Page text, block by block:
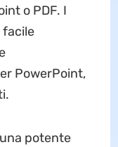
o PDF. I
PowerPoint,
potente